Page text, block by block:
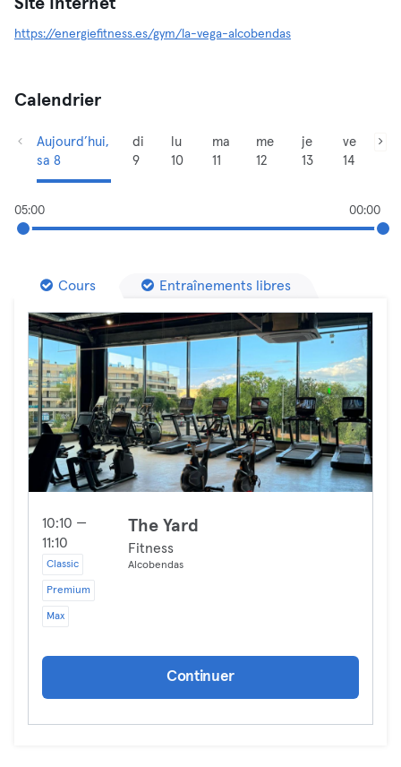
Site Internet
https://energiefitness.es/gym/la-vega-alcobendas
Calendrier
Aujourd’hui,
sa 8
di
9
lu
10
ma
11
me
12
je
13
ve
14
05:00 00:00
Cours Entraînements libres
10:10 —
11:10
Classic
Premium
Max
The Yard
Fitness
Alcobendas
Continuer